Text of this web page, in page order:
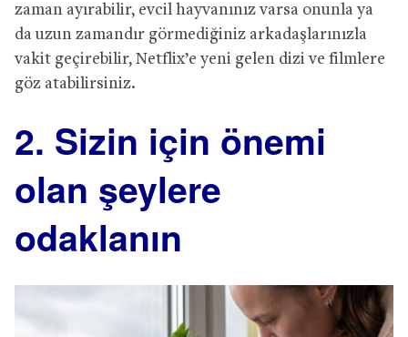
zaman ayırabilir, evcil hayvanınız varsa onunla ya
da uzun zamandır görmediğiniz arkadaşlarınızla
vakit geçirebilir, Netflix’e yeni gelen dizi ve filmlere
göz atabilirsiniz.
2. Sizin için önemi
olan şeylere
odaklanın